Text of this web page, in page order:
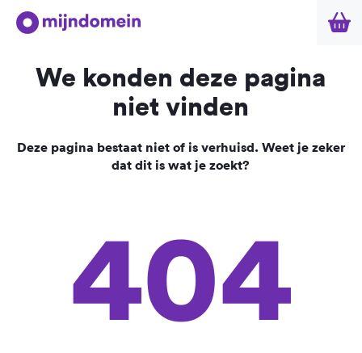
We konden deze pagina
niet vinden
Deze pagina bestaat niet of is verhuisd. Weet je zeker
dat dit is wat je zoekt?
404